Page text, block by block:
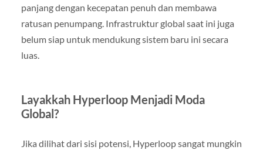
panjang dengan kecepatan penuh dan membawa
ratusan penumpang. Infrastruktur global saat ini juga
belum siap untuk mendukung sistem baru ini secara
luas.
Layakkah Hyperloop Menjadi Moda
Global?
Jika dilihat dari sisi potensi, Hyperloop sangat mungkin